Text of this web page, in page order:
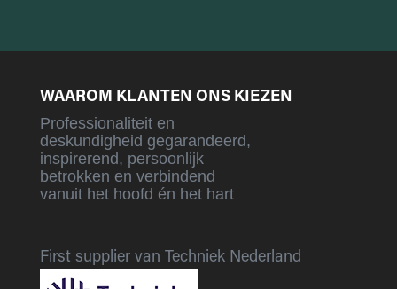
WAAROM KLANTEN ONS KIEZEN
Professionaliteit en
deskundigheid gegarandeerd,
inspirerend, persoonlijk
betrokken en verbindend
vanuit het hoofd én het hart
First supplier van Techniek Nederland